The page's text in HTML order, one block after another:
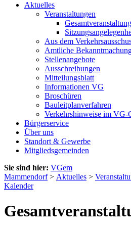
Aktuelles
Veranstaltungen
Aus dem
Amtliche
Stellenangebote
Ausschreibungen
Mitteilungsblatt
Informationen VG
Broschüren
Bauleitplanverfahren
Verkehrshinweise im VG-
Bürgerservice
Über uns
Standort & Gewerbe
Mitgliedsgemeinden
Sie sind hier: VGem
Mammendorf> Aktuelles >
Kalender